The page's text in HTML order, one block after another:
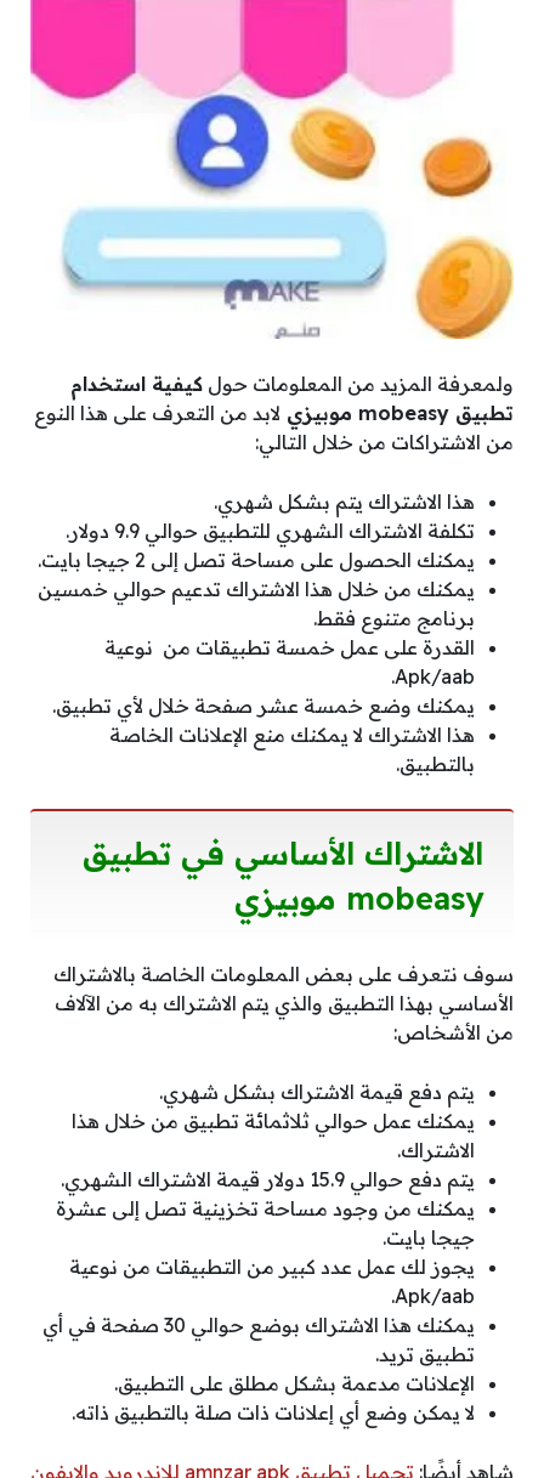
ولمعرفة المزيد من المعلومات حول كيفية استخدام
تطبيق mobeasy موبيزي
لابد من التعرف على هذا النوع
من الاشتراكات من خلال التالي:
هذا الاشتراك يتم بشكل شهري.
تكلفة الاشتراك الشهري للتطبيق حوالي 9.9 دولار.
يمكنك الحصول على مساحة تصل إلى 2 جيجا بايت.
يمكنك من خلال هذا الاشتراك تدعيم حوالي خمسين
برنامج متنوع فقط.
القدرة على عمل خمسة تطبيقات من نوعية
Apk/aab.
يمكنك وضع خمسة عشر صفحة خلال لأي تطبيق.
هذا الاشتراك لا يمكنك منع الإعلانات الخاصة
بالتطبيق.
الاشتراك الأساسي في تطبيق
mobeasy موبيزي
سوف نتعرف على بعض المعلومات الخاصة بالاشتراك
الأساسي بهذا التطبيق والذي يتم الاشتراك به من الآلاف
من الأشخاص:
يتم دفع قيمة الاشتراك بشكل شهري.
يمكنك عمل حوالي ثلاثمائة تطبيق من خلال هذا
الاشتراك.
يتم دفع حوالي 15.9 دولار قيمة الاشتراك الشهري.
يمكنك من وجود مساحة تخزينية تصل إلى عشرة
جيجا بايت.
يجوز لك عمل عدد كبير من التطبيقات من نوعية
Apk/aab.
يمكنك هذا الاشتراك بوضع حوالي 30 صفحة في أي
تطبيق تريد.
الإعلانات مدعمة بشكل مطلق على التطبيق.
لا يمكن وضع أي إعلانات ذات صلة بالتطبيق ذاته.
شاهد أيضًا: تحميل تطبيق amnzar apk للاندرويد والايفون